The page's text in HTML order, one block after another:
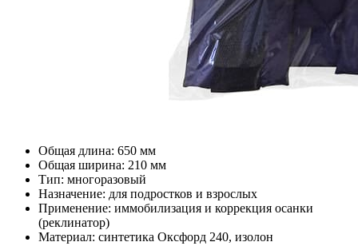
Общая длина: 650 мм
Общая ширина: 210 мм
Тип: многоразовый
Назначение: для подростков и взрослых
Применение: иммобилизация и коррекция осанки
(реклинатор)
Материал: синтетика Оксфорд 240, изолон